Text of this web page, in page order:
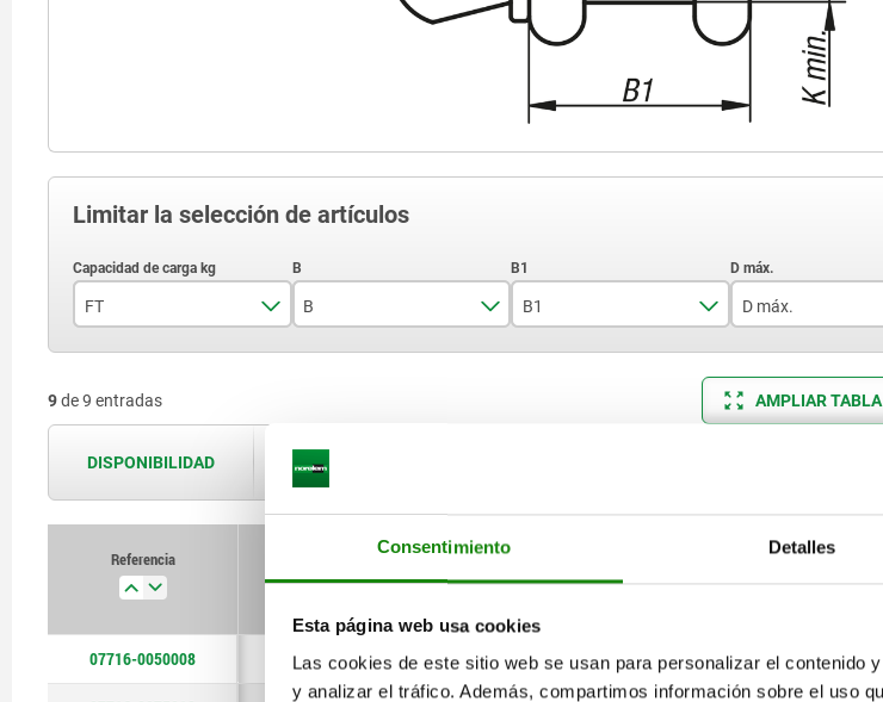
Consentimiento Detalles
Esta página web usa cookies
Las cookies de este sitio web se usan para personalizar el contenido
y analizar el tráfico. Además, compartimos información sobre el uso
Limitar la selección de artículos
FT
500
750
1500
3250
4750
6500
B
12
20,6
31,8
36,6
B1
26
80
D máx.
22
25,5
35
60
9de 9 entradas AMPLIAR TABLA
DISPONIBILIDAD Las disponibilidades se actualizan varias veces al día a intervalos regulares.
Referencia
FT
B B1 D máx. S mín. K min.
07716-0050008 500 12 26 22 6 8